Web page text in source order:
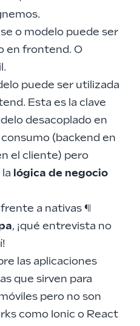
o modelo puede ser
en frontend. O
puede ser utilizada
Esta es la clave
desacoplado en
(backend en
el cliente) pero
lógica de negocio
a nativas ¶
, ¡qué entrevista no
las aplicaciones
que sirven para
pero no son
como Ionic o React